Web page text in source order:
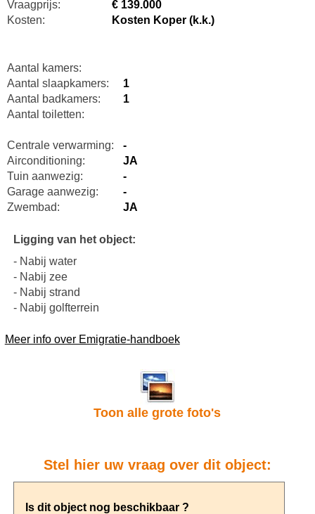
Vraagprijs:
€ 139.000
Kosten:
Kosten Koper (k.k.)
Aantal kamers:
Aantal slaapkamers:
1
Aantal badkamers:
1
Aantal toiletten:
Centrale verwarming:
-
Airconditioning:
JA
Tuin aanwezig:
-
Garage aanwezig:
-
Zwembad:
JA
Ligging van het object:
- Nabij water
- Nabij zee
- Nabij strand
- Nabij golfterrein
Meer info over Emigratie-handboek
Toon alle grote foto's
Stel hier uw vraag over dit object: